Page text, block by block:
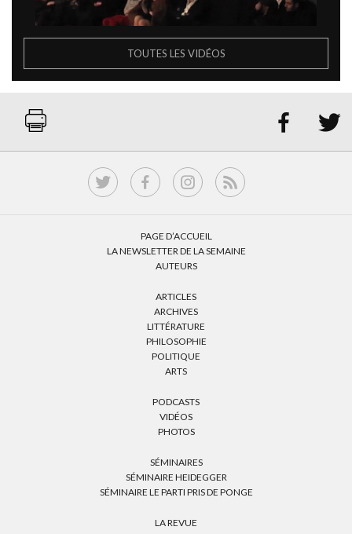
TOUTES LES VIDÉOS
 
PAGE D’ACCUEIL
LA NEWSLETTER DE LA SEMAINE
AUTEURS
ARTICLES
ARCHIVES
LITTÉRATURE
PHILOSOPHIE
POLITIQUE
ARTS
PODCASTS
VIDÉOS
PHOTOS
SÉMINAIRES
SÉMINAIRE HEIDEGGER
SÉMINAIRE LE PARTI PRIS DE PONGE
LA REVUE